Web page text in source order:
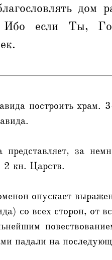
дом
если Ты,
построить храм.
представляет, за
2 кн. Царств.
опускает
со всех сторон, от
падали на